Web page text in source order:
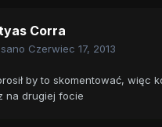
Corra
Czerwiec 17, 2013
by to skomentować, więc
na drugiej focie